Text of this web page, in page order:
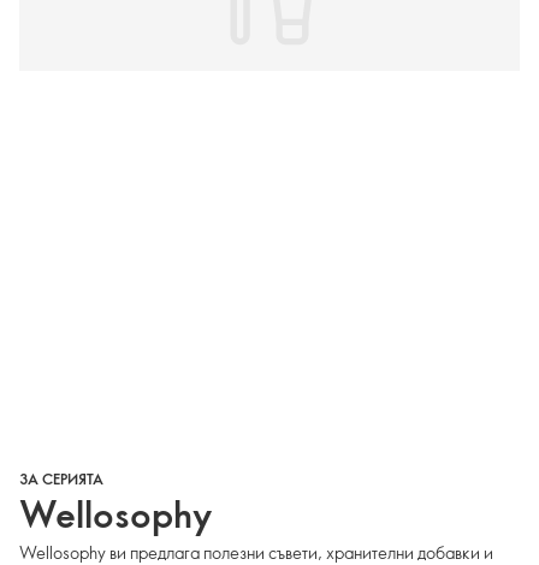
ЗА СЕРИЯТА
Wellosophy
Wellosophy ви предлага полезни съвети, хранителни добавки и